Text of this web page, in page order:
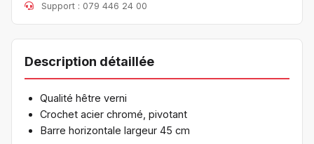
Support : 079 446 24 00
Description détaillée
Qualité hêtre verni
Crochet acier chromé, pivotant
Barre horizontale largeur 45 cm